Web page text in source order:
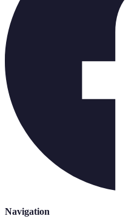
Navigation